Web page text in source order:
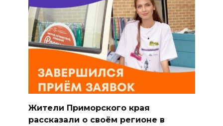
Жители Приморского края
рассказали о своём регионе в